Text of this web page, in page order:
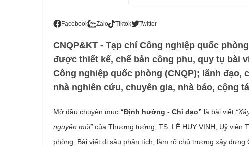
Facebook Zalo Tiktok Twitter
CNQP&KT - Tạp chí Công nghiệp quốc
được thiết kế, chế bản công phu, quy tụ bài
Công nghiệp quốc phòng (CNQP); lãnh
nhà nghiên cứu, chuyên gia, nhà báo, cộng
Mở đầu chuyên mục “Định hướng - Chỉ đạo” là bài viết
nguyên mới” của Thượng tướng, TS. LÊ HUY VỊNH, Uỷ
phòng. Bài viết đi sâu phân tích, làm rõ chủ trương xây